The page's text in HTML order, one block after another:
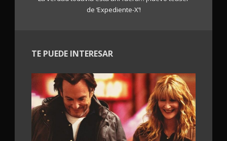
de ‘Expediente-X’!
TE PUEDE INTERESAR